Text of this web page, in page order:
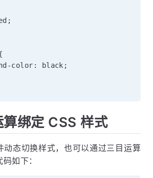
color: black;
绑定 CSS 样式
动态切换样式，也可以通过三目运算
如下：